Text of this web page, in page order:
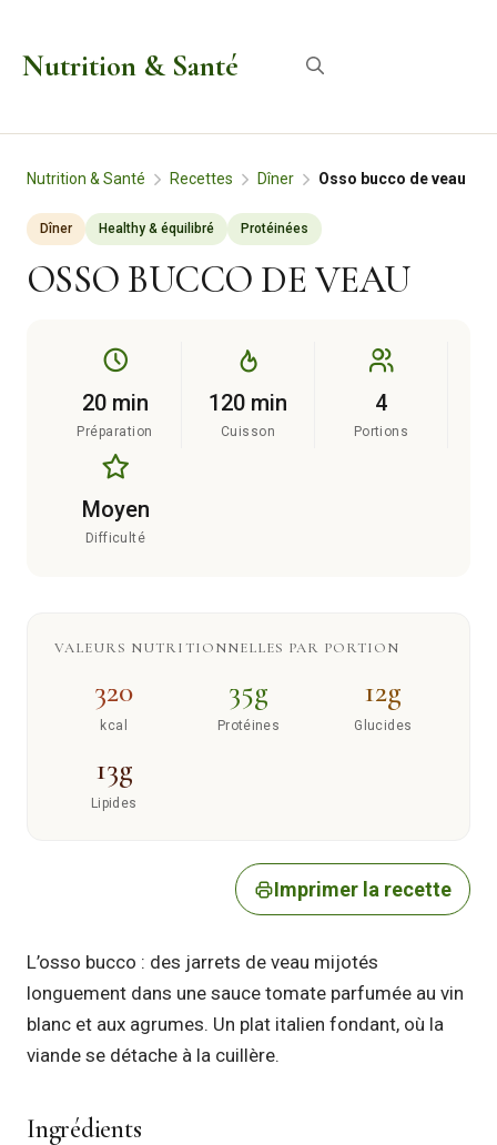
Nutrition & Santé
Nutrition & Santé Recettes Dîner Osso bucco de veau
Dîner Healthy & équilibré Protéinées
OSSO BUCCO DE VEAU
20 min
Préparation
120 min
Cuisson
4
Portions
Moyen
Difficulté
VALEURS NUTRITIONNELLES PAR PORTION
320
kcal
35g
Protéines
12g
Glucides
13g
Lipides
Imprimer la recette
L’osso bucco : des jarrets de veau mijotés
longuement dans une sauce tomate parfumée au vin
blanc et aux agrumes. Un plat italien fondant, où la
viande se détache à la cuillère.
Ingrédients